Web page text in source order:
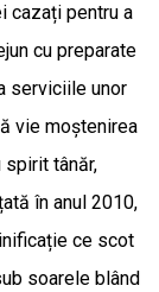
cazați pentru a
cu preparate
serviciile unor
vie moștenirea
tânăr,
în anul 2010,
ce scot
soarele blând